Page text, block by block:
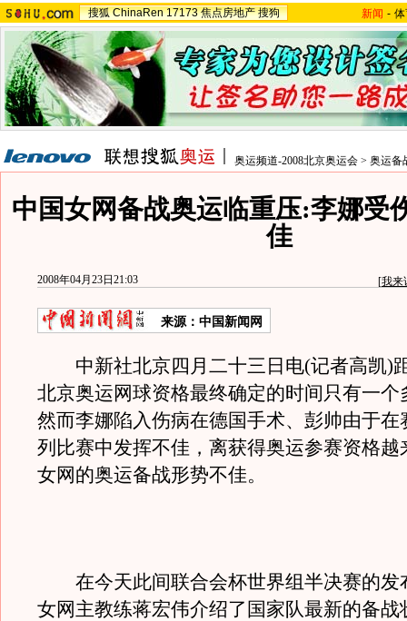
搜狐 ChinaRen 17173 焦点房地产 搜狗 新闻 -
奥运频道-2008北京奥运会 > 奥运备
中国女网备战奥运临重压:李娜受
佳
2008年04月23日21:03 [我来
来源：中国新闻网
中新社北京四月二十三日电(记者高凯)
北京奥运网球资格最终确定的时间只有一个
然而李娜陷入伤病在德国手术、彭帅由于在
列比赛中发挥不佳，离获得奥运参赛资格越
女网的奥运备战形势不佳。
在今天此间联合会杯世界组半决赛的发
女网主教练蒋宏伟介绍了国家队最新的备战